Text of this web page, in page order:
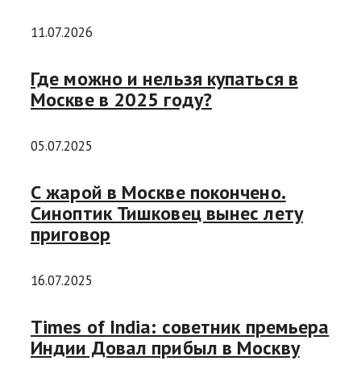
11.07.2026
Где можно и нельзя купаться в
Москве в 2025 году?
05.07.2025
С жарой в Москве покончено.
Синоптик Тишковец вынес лету
приговор
16.07.2025
Times of India: советник премьера
Индии Довал прибыл в Москву